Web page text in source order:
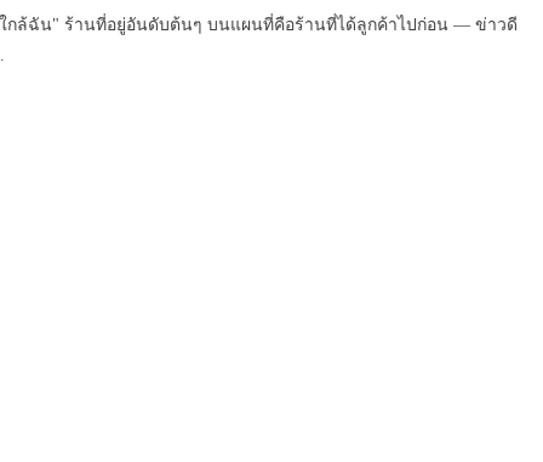
ฟ่ใกล้ฉัน" ร้านที่อยู่อันดับต้นๆ บนแผนที่คือร้านที่ได้ลูกค้าไปก่อน — ข่าวดี